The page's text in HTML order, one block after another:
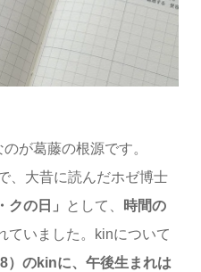
のが葛藤の根源です。
、大昔に読んだホゼ博士
クの日」 として、
時間の
ていました。kinについて
）のkinに、午後生まれは